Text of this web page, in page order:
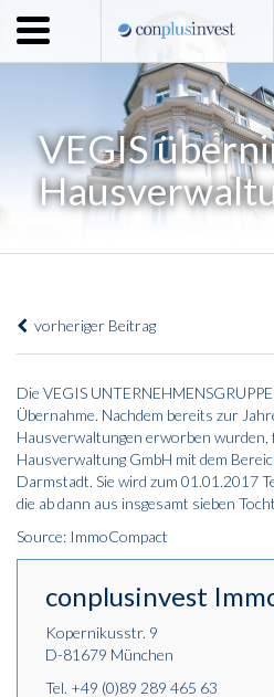
Menu
Home
Leistungen
Immobilienangebote
Kontakt
VEGIS
vorheriger Beitrag
Die VEGIS
Übernahme. Nachdem bereits zur
Hausverwaltungen erworben wurden,
Hausverwaltung GmbH mit dem
Darmstadt. Sie wird zum 01.01.2017
die ab dann aus insgesamt sieben
Source: ImmoCompact
conplusinvest
Kopernikusstr. 9
D-81679 München
Tel. +49 (0)89 289 465 63